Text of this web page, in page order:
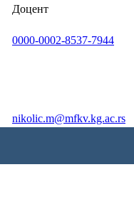
Доцент
0000-0002-8537-7944
nikolic.m@mfkv.kg.ac.rs